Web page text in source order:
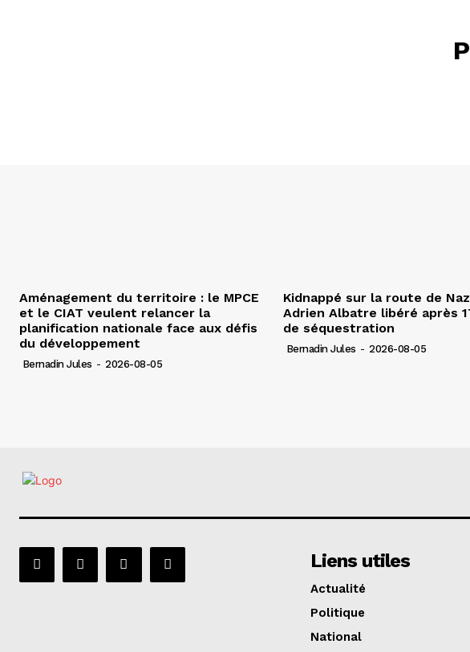
Aménagement du territoire : le MPCE
et le CIAT veulent relancer la
planification nationale face aux défis
du développement
Bernadin Jules - 2026-08-05
Kidnappé sur la route de
Adrien Albatre libéré après
de séquestration
Bernadin Jules - 2026-08-05
Liens utiles
Actualité
Politique
National